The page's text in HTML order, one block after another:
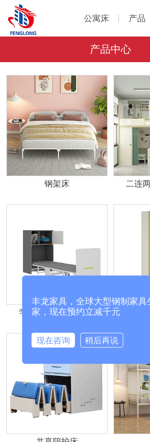
公寓床 产品
产品中心
钢架床 二连
学校教室单人午休床
丰龙家具，全球大型钢制家具
家，现在预约立减千元
现在咨询 稍后再说